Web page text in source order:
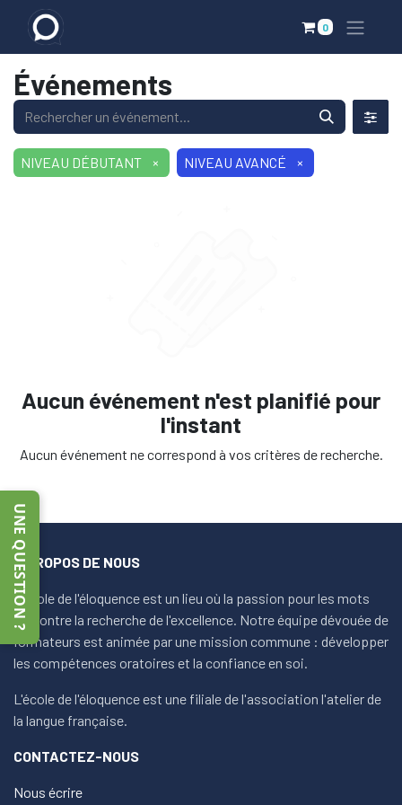
UNE QUESTION ?
0
Événements
NIVEAU DÉBUTANT × NIVEAU AVANCÉ ×
Aucun événement n'est planifié pour
l'instant
Aucun événement ne correspond à vos critères de recherche.
À PROPOS DE NOUS
L'école de l'éloquence est un lieu où la passion pour les mots
rencontre la recherche de l'excellence. Notre équipe dévouée de
formateurs est animée par une mission commune : développer
les compétences oratoires et la confiance en soi.
L'école de l'éloquence est une filiale de l'association l'atelier de
la langue française.
CONTACTEZ-NOUS
Nous écrire